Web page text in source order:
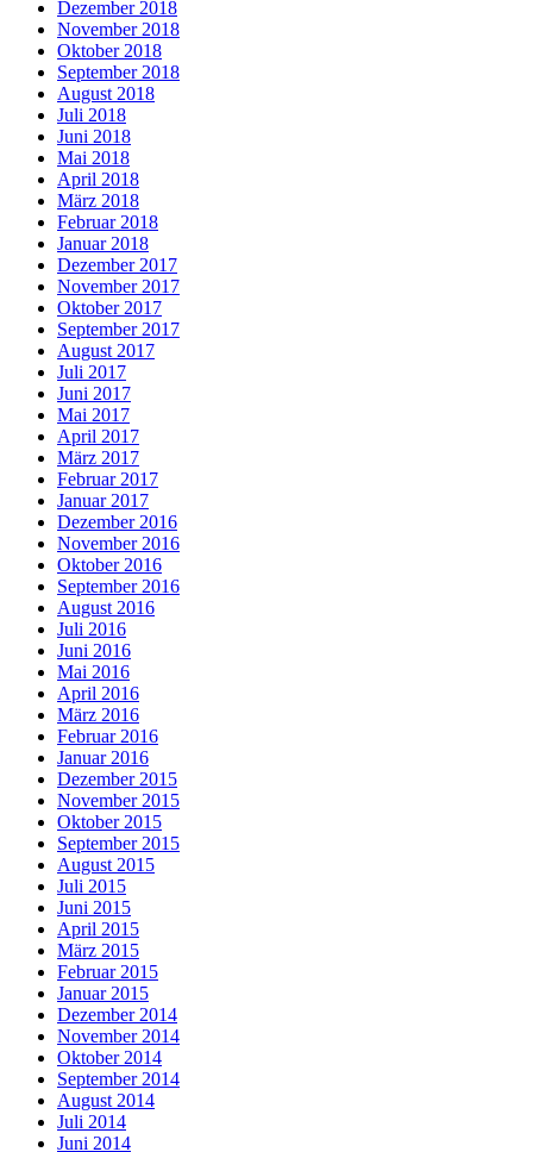
Dezember 2018
November 2018
Oktober 2018
September 2018
August 2018
Juli 2018
Juni 2018
Mai 2018
April 2018
März 2018
Februar 2018
Januar 2018
Dezember 2017
November 2017
Oktober 2017
September 2017
August 2017
Juli 2017
Juni 2017
Mai 2017
April 2017
März 2017
Februar 2017
Januar 2017
Dezember 2016
November 2016
Oktober 2016
September 2016
August 2016
Juli 2016
Juni 2016
Mai 2016
April 2016
März 2016
Februar 2016
Januar 2016
Dezember 2015
November 2015
Oktober 2015
September 2015
August 2015
Juli 2015
Juni 2015
April 2015
März 2015
Februar 2015
Januar 2015
Dezember 2014
November 2014
Oktober 2014
September 2014
August 2014
Juli 2014
Juni 2014